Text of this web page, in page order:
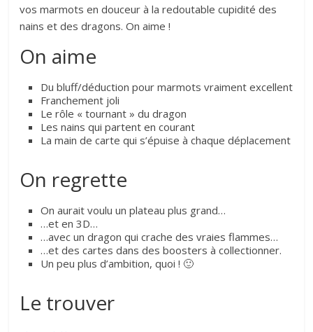
vos marmots en douceur à la redoutable cupidité des
nains et des dragons. On aime !
On aime
Du bluff/déduction pour marmots vraiment excellent
Franchement joli
Le rôle « tournant » du dragon
Les nains qui partent en courant
La main de carte qui s’épuise à chaque déplacement
On regrette
On aurait voulu un plateau plus grand…
…et en 3D…
…avec un dragon qui crache des vraies flammes…
…et des cartes dans des boosters à collectionner.
Un peu plus d’ambition, quoi ! 🙂
Le trouver